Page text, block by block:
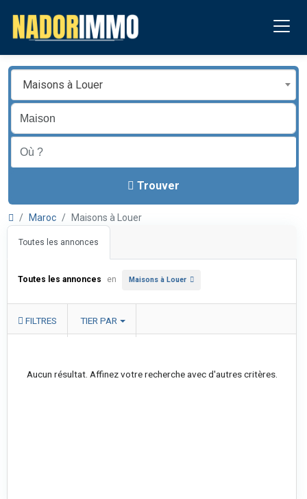
Maisons à Louer
Trouver
Maroc Maisons à Louer
Toutes les annonces
Toutes les annonces en Maisons à Louer
FILTRES TIER PAR
Aucun résultat. Affinez votre recherche avec d'autres critères.